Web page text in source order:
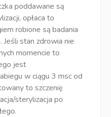
poddawane są
opłaca to
robione są badania
stan zdrowia nie
momencie to
jest
w ciągu 3 msc od
to szczenię
sterylizacja po